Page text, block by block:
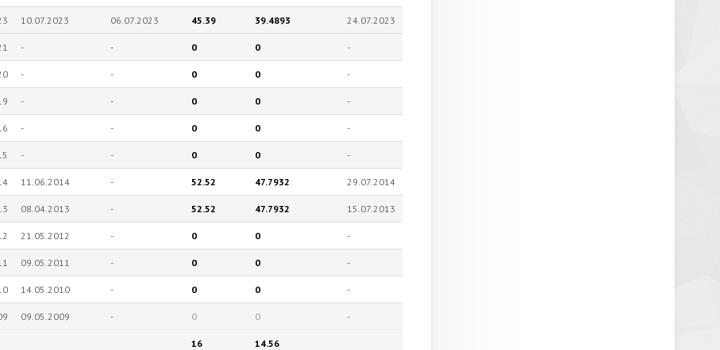
10.07.2023 06.07.2023 45.39 39.4893 24.07.2023
- - 0 0 -
- - 0 0 -
- - 0 0 -
- - 0 0 -
- - 0 0 -
11.06.2014 - 52.52 47.7932 29.07.2014
08.04.2013 - 52.52 47.7932 15.07.2013
21.05.2012 - 0 0 -
09.05.2011 - 0 0 -
14.05.2010 - 0 0 -
09.05.2009 - 0 0 -
16 14.56